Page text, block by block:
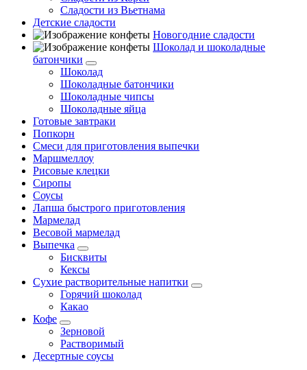
Сладости из Вьетнама
Детские сладости
Новогодние сладости
Шоколад и шоколадные
батончики
Шоколад
Шоколадные батончики
Шоколадные чипсы
Шоколадные яйца
Готовые завтраки
Попкорн
Смеси для приготовления выпечки
Маршмеллоу
Рисовые клецки
Сиропы
Соусы
Лапша быстрого приготовления
Мармелад
Весовой мармелад
Выпечка
Бисквиты
Кексы
Сухие растворительные напитки
Горячий шоколад
Какао
Кофе
Зерновой
Растворимый
Десертные соусы